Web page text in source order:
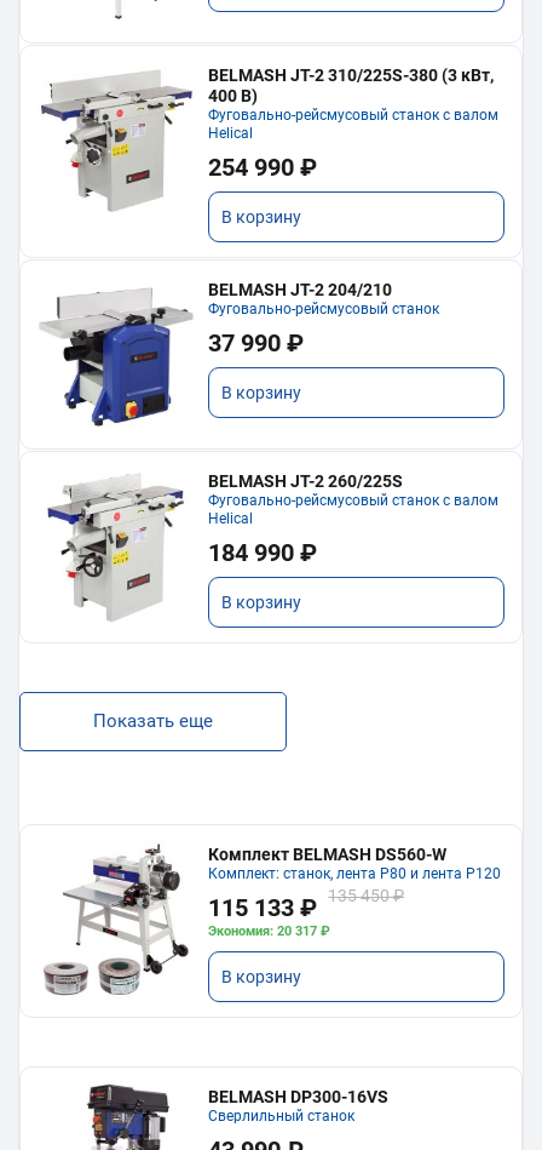
BELMASH JT-2 310/225S-380 (3 кВт,
400 В)
Фуговально-рейсмусовый станок с валом
Helical
254 990 ₽
В корзину
BELMASH JT-2 204/210
Фуговально-рейсмусовый станок
37 990 ₽
В корзину
BELMASH JT-2 260/225S
Фуговально-рейсмусовый станок с валом
Helical
184 990 ₽
В корзину
Показать еще
Комплект BELMASH DS560-W
Комплект: станок, лента P80 и лента P120
115 133 ₽ 135 450 ₽
Экономия: 20 317 ₽
В корзину
BELMASH DP300-16VS
Сверлильный станок